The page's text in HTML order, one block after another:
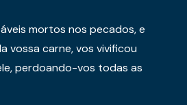
mortos nos pecados, e
vossa carne, vos vivificou
perdoando-vos todas as